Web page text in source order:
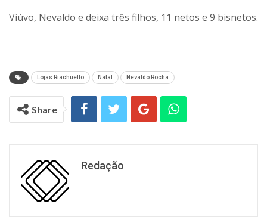
Viúvo, Nevaldo e deixa três filhos, 11 netos e 9 bisnetos.
Lojas Riachuello Natal Nevaldo Rocha
Share
Redação